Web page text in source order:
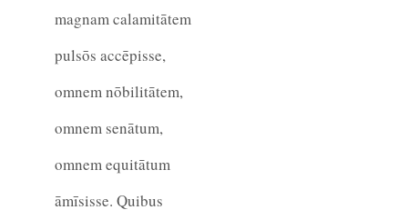
magnam calamitātem
pulsōs accēpisse,
omnem nōbilitātem,
omnem senātum,
omnem equitātum
āmīsisse. Quibus